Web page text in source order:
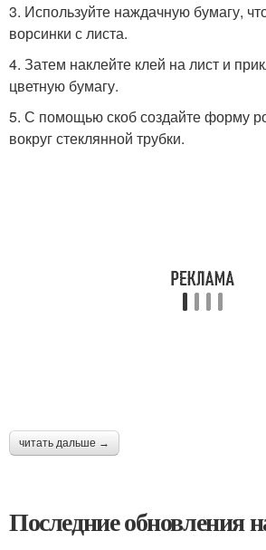
3. Используйте наждачную бумагу,
ворсинки с листа.
4. Затем наклейте клей на лист и
цветную бумагу.
5. С помощью скоб создайте форму
вокруг стеклянной трубки.
читать дальше →
Последние обновления